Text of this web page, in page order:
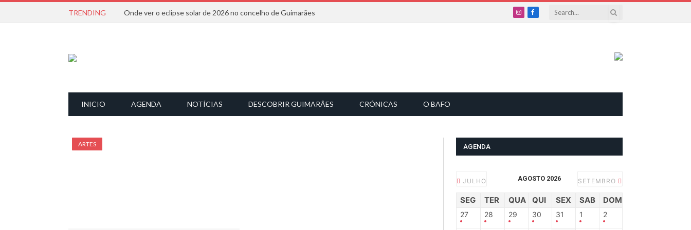
TRENDING Onde ver o eclipse solar de 2026 no concelho de Guimarães
InstagramFacebook
INICIO AGENDA NOTÍCIAS DESCOBRIR GUIMARÃES CRÓNICAS O BAFO
ARTES AGENDA
JULHO AGOSTO 2026 SETEMBRO
SEG TER QUA QUI SEX SAB DOM
27 28 29 30 31 1 2